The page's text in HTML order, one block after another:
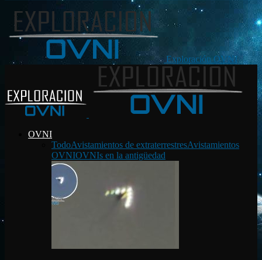
Exploración OVNI
OVNI
TodoAvistamientos de extraterrestresAvistamientos
OVNIOVNIs en la antigüedad